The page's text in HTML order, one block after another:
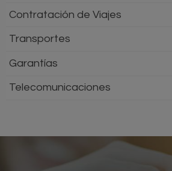
Contratación de Viajes
Transportes
Garantías
Telecomunicaciones